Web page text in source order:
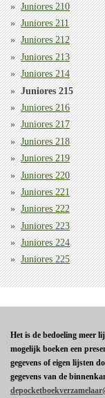
Juniores 210
Juniores 211
Juniores 212
Juniores 213
Juniores 214
Juniores 215
Juniores 216
Juniores 217
Juniores 218
Juniores 219
Juniores 220
Juniores 221
Juniores 222
Juniores 223
Juniores 224
Juniores 225
Het is de bedoeling meer
mogelijk boeken een
gegevens of eigen lijsten
gegevens van de